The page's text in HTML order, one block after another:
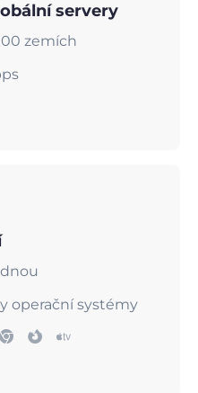
servery
zemích
operační systémy